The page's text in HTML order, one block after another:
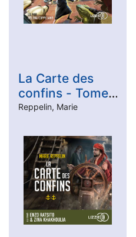
La Carte des
confins - Tome
2
Reppelin, Marie